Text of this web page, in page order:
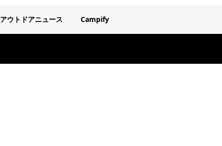
アウトドアニュース Campify